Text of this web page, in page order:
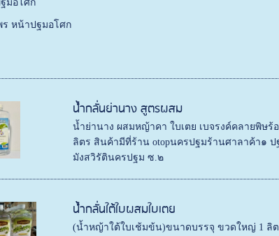
มอโศก
ร หน้าปฐมอโศก
น้ำกลั่นย่านาง สูตรผสม
น้ำย่านาง ผสมหญ้าคา ใบเตย เบจรงค์คลายพิษ
ลิตร สินค้ามีที่ร้าน otopนครปฐมร้านศาลาค้า๑
มังสวิรัตินครปฐม ซ.๒
น้ำกลั่นใต้ใบผสมใบเตย
(น้ำหญ้าใต้ใบเช้มข้น)ขนาดบรรจุ ขวดใหญ่ 1 ลิ